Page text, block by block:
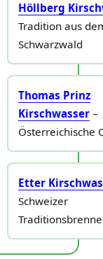
Höllberg
Tradition aus
Schwarzwald
Thomas Prinz
Kirschwasser –
Österreichische
Etter
Schweizer